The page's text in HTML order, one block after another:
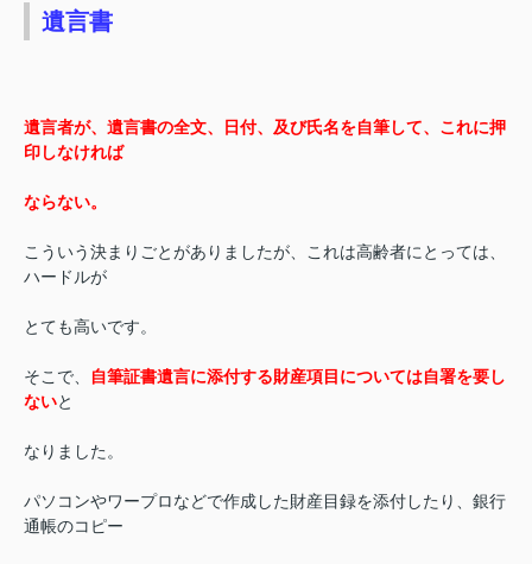
遺言書
遺言者が、遺言書の全文、日付、及び氏名を自筆して、これに押
印しなければ
ならない。
こういう決まりごとがありましたが、これは高齢者にとっては、
ハードルが
とても高いです。
そこで、
自筆証書遺言に添付する財産項目については自署を要し
ないと
なりました。
パソコンやワープロなどで作成した財産目録を添付したり、銀行
通帳のコピー